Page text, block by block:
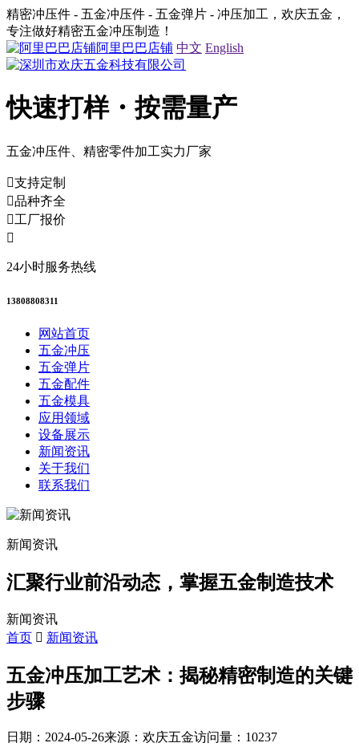
精密冲压件 - 五金冲压件 - 五金弹片 - 冲压加工，欢庆五金，
专注做好精密五金冲压制造！
阿里巴巴店铺 中文 English
快速打样・按需量产
五金冲压件、精密零件加工实力厂家
支持定制
品种齐全
工厂报价
24小时服务热线
13808808311
网站首页
五金冲压
五金弹片
五金配件
五金模具
应用领域
设备展示
新闻资讯
关于我们
联系我们
新闻资讯
汇聚行业前沿动态，掌握五金制造技术
新闻资讯
首页
新闻资讯
五金冲压加工艺术：揭秘精密制造的关键
步骤
日期：2024-05-26来源：欢庆五金访问量：10237